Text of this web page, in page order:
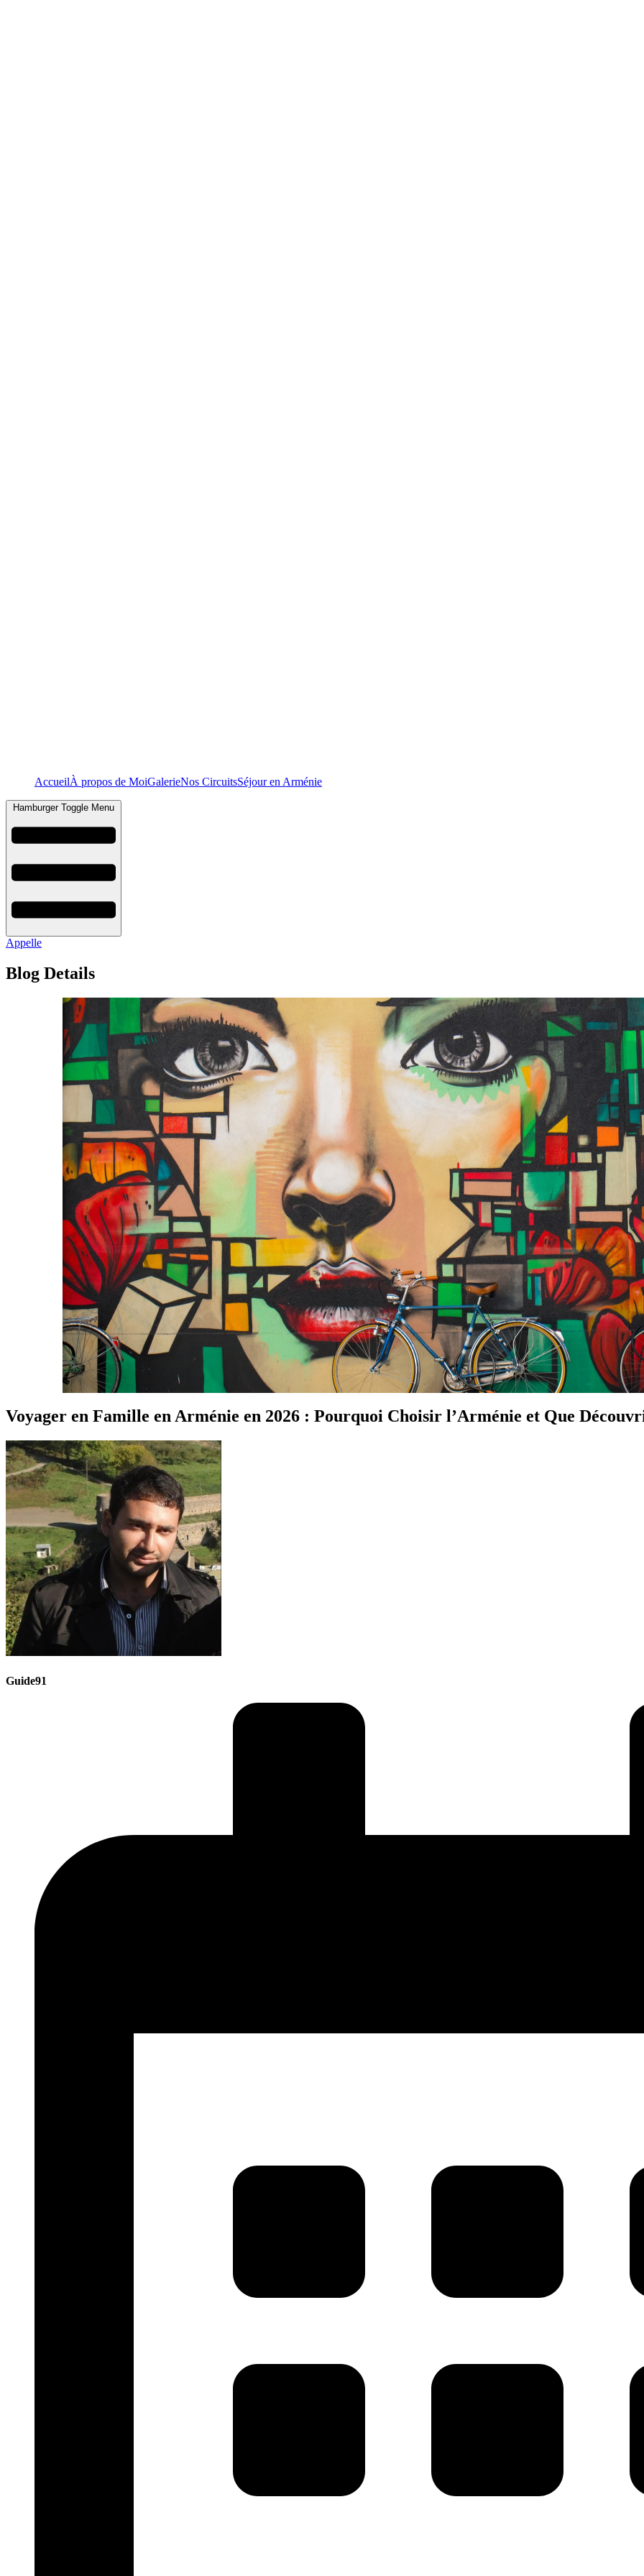
AccueilÀ propos de MoiGalerieNos CircuitsSéjour en Arménie
Hamburger Toggle Menu
Appelle
Blog Details
Voyager en Famille en Arménie en 2026 : Pourquoi Choisir l’Arménie et Que
Guide91